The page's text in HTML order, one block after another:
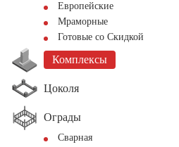
Европейские
Мраморные
Готовые со Скидкой
Комплексы
Цоколя
Ограды
Сварная